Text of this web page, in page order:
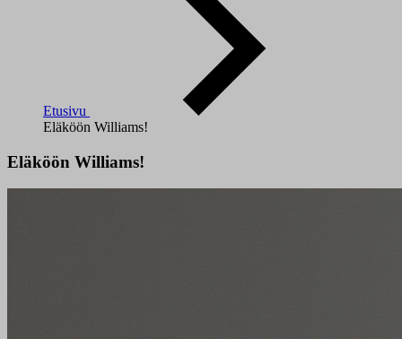
Etusivu
Eläköön Williams!
Eläköön Williams!